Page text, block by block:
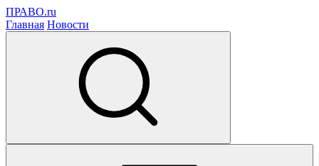
ПРАВО.ru
Главная Новости